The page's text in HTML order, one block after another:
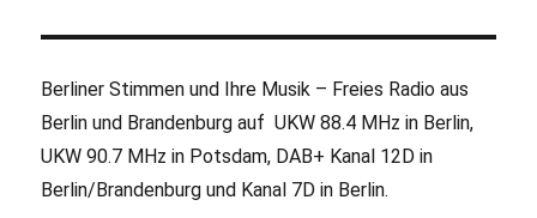
Berliner Stimmen und Ihre Musik – Freies Radio aus
Berlin und Brandenburg auf UKW 88.4 MHz in Berlin,
UKW 90.7 MHz in Potsdam, DAB+ Kanal 12D in
Berlin/Brandenburg und Kanal 7D in Berlin.